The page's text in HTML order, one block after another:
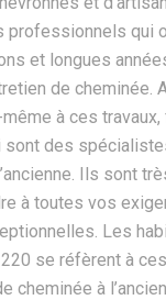
professionnels qui
et longues
de cheminée.
même à ces
des
Ils sont
à toutes vos
Les
se réfèrent à
cheminée à